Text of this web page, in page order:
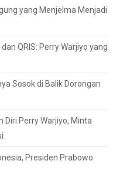
yang Menjelma Menjadi
QRIS: Perry Warjiyo yang
Sosok di Balik Dorongan
Diri Perry Warjiyo, Minta
Presiden Prabowo